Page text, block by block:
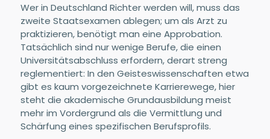
Wer in Deutschland Richter werden will, muss das
zweite Staatsexamen ablegen; um als Arzt zu
praktizieren, benötigt man eine Approbation.
Tatsächlich sind nur wenige Berufe, die einen
Universitätsabschluss erfordern, derart streng
reglementiert: In den Geisteswissenschaften etwa
gibt es kaum vorgezeichnete Karrierewege, hier
steht die akademische Grundausbildung meist
mehr im Vordergrund als die Vermittlung und
Schärfung eines spezifischen Berufsprofils.